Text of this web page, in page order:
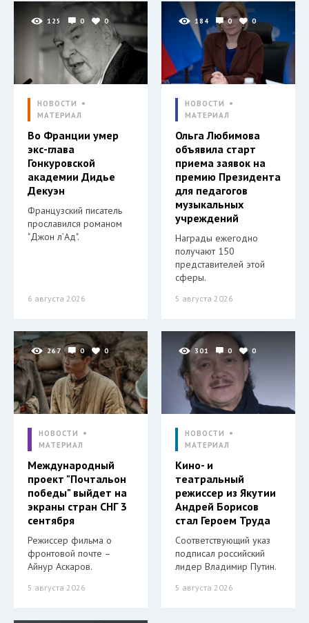
125 0 0
НОВОСТИ
МАТЕРИАЛ
Во Франции умер
экс-глава
Гонкуровской
академии Дидье
Декуэн
Французский писатель
прославился романом
"Джон л’Ад".
6 августа 2026
184 0 0
НОВОСТИ
МАТЕРИАЛ
Ольга Любимова
объявила старт
приема заявок на
премию Президента
для педагогов
музыкальных
учреждений
Награды ежегодно
получают 150
представителей этой
сферы.
5 августа 2026
267 0 0
НОВОСТИ
МАТЕРИАЛ
Международный
проект "Почтальон
победы" выйдет на
экраны стран СНГ 3
сентября
Режиссер фильма о
фронтовой почте –
Айнур Аскаров.
5 августа 2026
301 0 0
НОВОСТИ
МАТЕРИАЛ
Кино- и
театральный
режиссер из Якутии
Андрей Борисов
стал Героем Труда
Соответствующий указ
подписал российский
лидер Владимир Путин.
5 августа 2026